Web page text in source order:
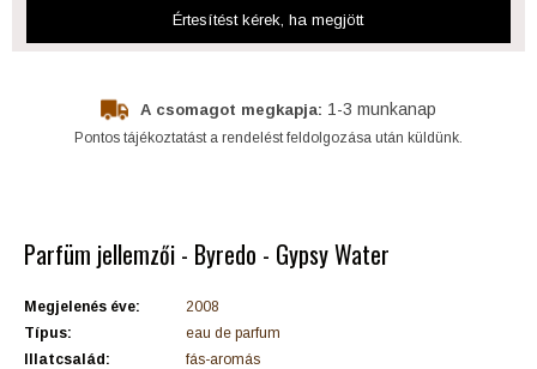
Értesítést kérek , ha megjött
A csomagot megkapja: 1-3 munkanap
Pontos tájékoztatást a rendelést feldolgozása után küldünk.
Parfüm jellemzői - Byredo - Gypsy Water
Megjelenés éve:
2008
Típus:
eau de parfum
Illatcsalád:
fás-aromás